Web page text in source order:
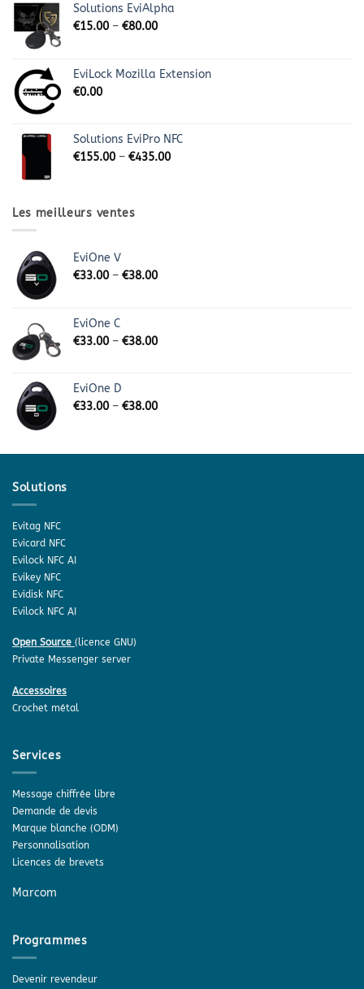
Solutions EviAlpha
€15.00– €80.00
EviLock Mozilla Extension
€0.00
Solutions EviPro NFC
€155.00– €435.00
Les meilleurs ventes
EviOne V
€33.00– €38.00
EviOne C
€33.00– €38.00
EviOne D
€33.00– €38.00
Solutions
Evitag NFC
Evicard NFC
Evilock NFC AI
Evikey NFC
Evidisk NFC
Evilock NFC AI
Open Source (licence GNU)
Private Messenger server
Accessoires
Crochet métal
Services
Message chiffrée libre
Demande de devis
Marque blanche (ODM)
Personnalisation
Licences de brevets
Marcom
Programmes
Devenir revendeur